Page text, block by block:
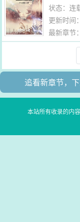
状态：连
更新时间
最新章节
追看新章节，
本站所有收录的内